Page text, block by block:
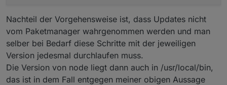
Nachteil der Vorgehensweise ist, dass Updates nicht
vom Paketmanager wahrgenommen werden und man
selber bei Bedarf diese Schritte mit der jeweiligen
Version jedesmal durchlaufen muss.
Die Version von node liegt dann auch in /usr/local/bin,
das ist in dem Fall entgegen meiner obigen Aussage